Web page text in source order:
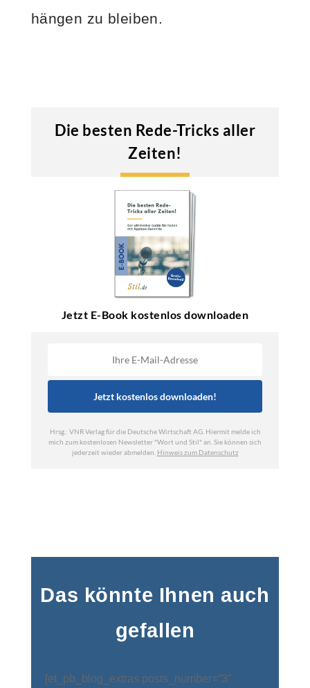
hängen zu bleiben.
Das könnte Ihnen auch
gefallen
[et_pb_blog_extras posts_number=“3″